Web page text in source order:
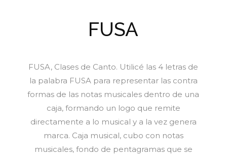
FUSA
FUSA, Clases de Canto. Utilicé las 4 letras de
la palabra FUSA para representar las contra
formas de las notas musicales dentro de una
caja, formando un logo que remite
directamente a lo musical y a la vez genera
marca. Caja musical, cubo con notas
musicales, fondo de pentagramas que se